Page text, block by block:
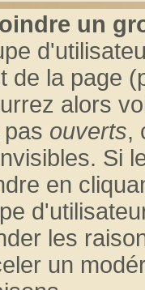
un
de la page
alors
ouverts,
Si
en
les
un